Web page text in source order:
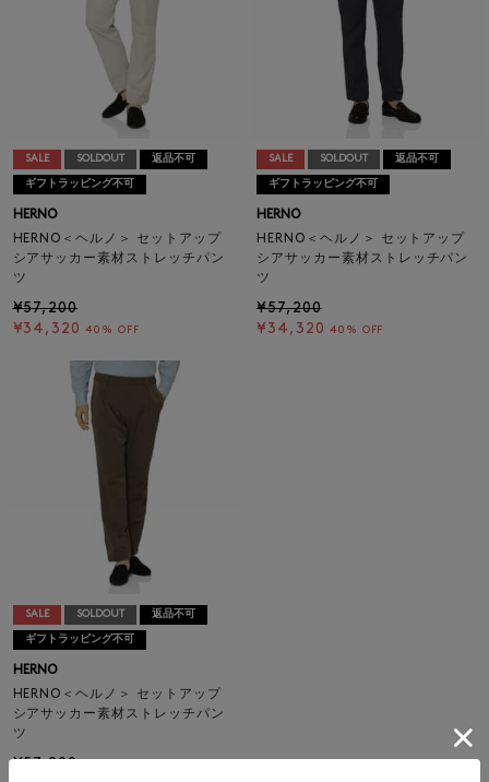
SALE SOLDOUT 返品不可
ギフトラッピング不可
HERNO
HERNO＜ヘルノ＞ セットアップ
シアサッカー素材ストレッチパン
ツ
¥57,200
¥34,320 40% OFF
SALE SOLDOUT 返品不可
ギフトラッピング不可
HERNO
HERNO＜ヘルノ＞ セットアップ
シアサッカー素材ストレッチパン
ツ
¥57,200
¥34,320 40% OFF
SALE SOLDOUT 返品不可
ギフトラッピング不可
HERNO
HERNO＜ヘルノ＞ セットアップ
シアサッカー素材ストレッチパン
ツ
¥57,200